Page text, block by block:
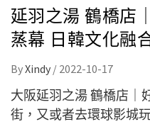
延羽之湯 鶴橋店
蒸幕 日韓文化融
ByXindy / 2022-10-17
大阪延羽之湯 鶴橋店｜
街，又或者去環球影城